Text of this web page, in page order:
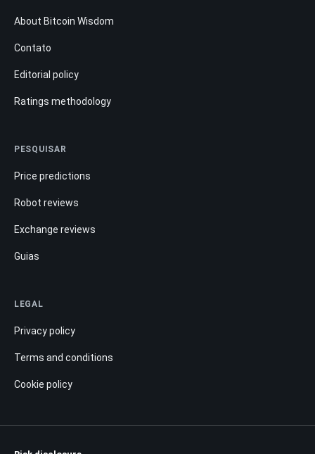
About Bitcoin Wisdom
Contato
Editorial policy
Ratings methodology
PESQUISAR
Price predictions
Robot reviews
Exchange reviews
Guias
LEGAL
Privacy policy
Terms and conditions
Cookie policy